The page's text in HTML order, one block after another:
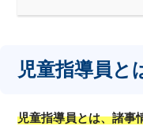
児童指導員と
児童指導員とは、諸事